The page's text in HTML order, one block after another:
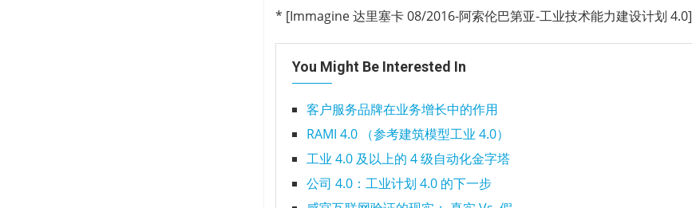
* [Immagine 达里塞卡 08/2016-阿索伦巴第亚-工业技术能力建设计划 4.0]
You Might Be Interested In
客户服务品牌在业务增长中的作用
RAMI 4.0 （参考建筑模型工业 4.0）
工业 4.0 及以上的 4 级自动化金字塔
公司 4.0：工业计划 4.0 的下一步